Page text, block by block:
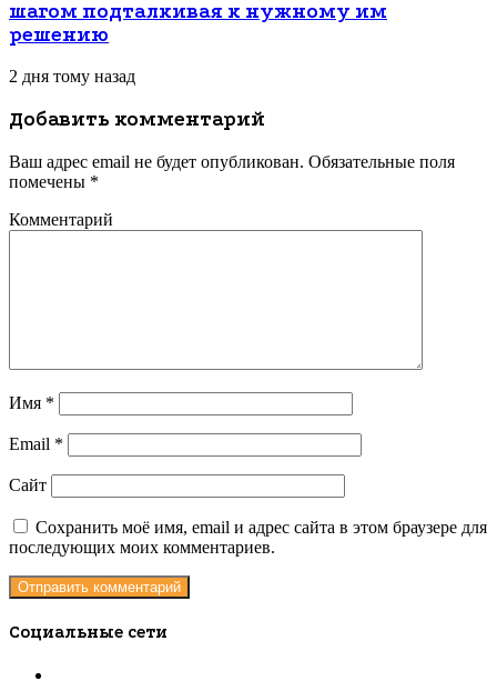
шагом подталкивая к нужному им
решению
2 дня тому назад
Добавить комментарий
Ваш адрес email не будет опубликован. Обязательные поля
помечены *
Комментарий
Имя *
Email *
Сайт
Сохранить моё имя, email и адрес сайта в этом браузере для
последующих моих комментариев.
Социальные сети